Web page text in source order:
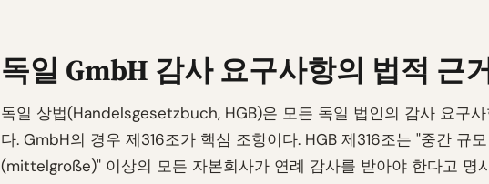
독일 GmbH 감사 요구사항의 법적 근
독일 상법(Handelsgesetzbuch, HGB)은 모든 독일 법인의 감사 요구
다. GmbH의 경우 제316조가 핵심 조항이다. HGB 제316조는 "중간 규모
(mittelgroße)" 이상의 모든 자본회사가 연례 감사를 받아야 한다고 명